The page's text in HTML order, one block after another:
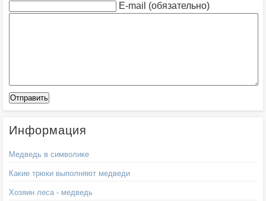
E-mail (обязательно)
Информация
Медведь в символике
Какие трюки выполняют медведи
Хозяин леса - медведь